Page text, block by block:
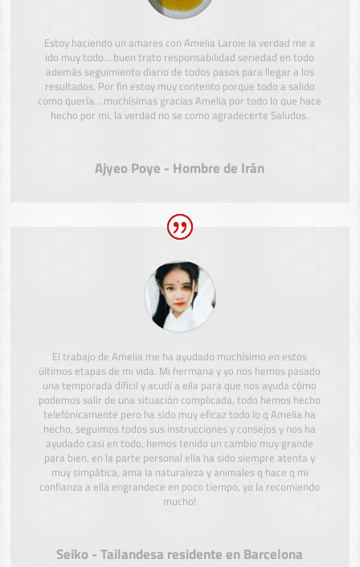
Estoy haciendo un amares con Amelia Laroie la verdad me a
ido muy todo… buen trato responsabilidad seriedad en todo
además seguimiento diario de todos pasos para llegar a los
resultados. Por fin estoy muy contento porque todo a salido
como quería… muchísimas gracias Amelia por todo lo que hace
hecho por mi, la verdad no se como agradecerte Saludos.
Ajyeo Poye - Hombre de Irán
El trabajo de Amelia me ha ayudado muchísimo en estos
últimos etapas de mi vida. Mi hermana y yo nos hemos pasado
una temporada difícil y acudí a ella para que nos ayuda cómo
podemos salir de una situación complicada, todo hemos hecho
telefónicamente pero ha sido muy eficaz todo lo q Amelia ha
hecho, seguimos todos sus instrucciones y consejos y nos ha
ayudado casi en todo, hemos tenido un cambio muy grande
para bien, en la parte personal ella ha sido siempre atenta y
muy simpática, ama la naturaleza y animales q hace q mi
confianza a ella engrandece en poco tiempo, yo la recomiendo
mucho!
Seiko - Tailandesa residente en Barcelona